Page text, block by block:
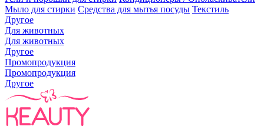
Мыло для стирки Средства для мытья посуды Текстиль
Другое
Для животных
Для животных
Другое
Промопродукция
Промопродукция
Другое